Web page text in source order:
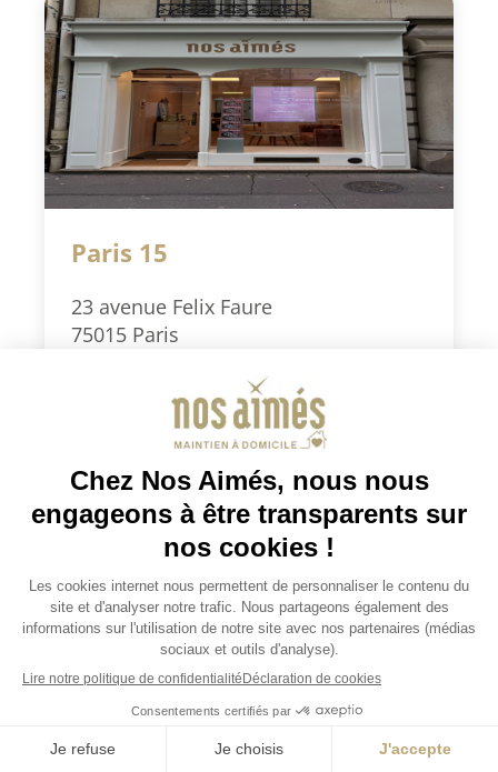
Je demande un devis JOBS / EMPLOIS
Paris 15
23 avenue Felix Faure
75015 Paris
paris15@nosaimes.fr
Secteurs d’intervention : Paris Sud
(5e, 6e, 7e, 13e, 14e, 15e) et 92 Sud
(Montrouge, Clamart, Vanves,
Malakoff, Châtillon)
Je demande un devis
Consulter la fiche agence